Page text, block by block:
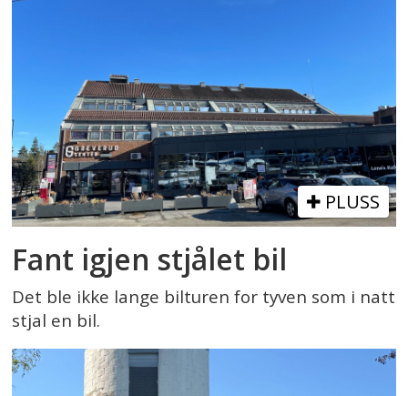
PLUSS
Fant igjen stjålet bil
Det ble ikke lange bilturen for tyven som i natt
stjal en bil.